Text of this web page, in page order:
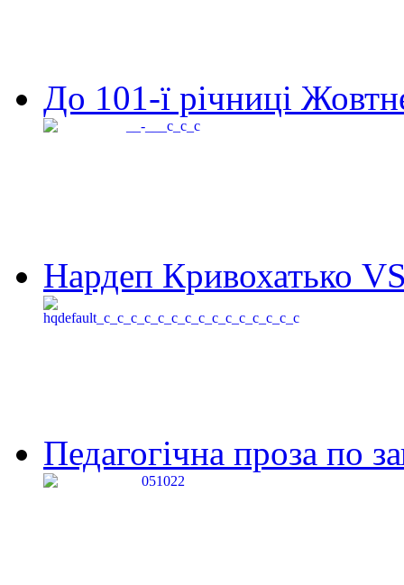
До 101-ї річниці
Нардеп Кривохатько
Педагогічна проза по